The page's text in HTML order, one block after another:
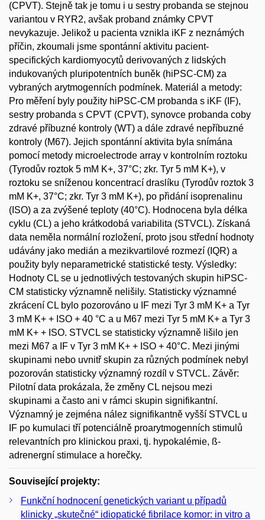
(CPVT). Stejně tak je tomu i u sestry probanda se stejnou
variantou v RYR2, avšak proband známky CPVT
nevykazuje. Jelikož u pacienta vznikla iKF z neznámých
příčin, zkoumali jsme spontánní aktivitu pacient-
specifických kardiomyocytů derivovaných z lidských
indukovaných pluripotentních buněk (hiPSC-CM) za
vybraných arytmogenních podmínek. Materiál a metody:
Pro měření byly použity hiPSC-CM probanda s iKF (IF),
sestry probanda s CPVT (CPVT), synovce probanda coby
zdravé příbuzné kontroly (WT) a dále zdravé nepříbuzné
kontroly (M67). Jejich spontánní aktivita byla snímána
pomocí metody microelectrode array v kontrolním roztoku
(Tyrodův roztok 5 mM K+, 37°C; zkr. Tyr 5 mM K+), v
roztoku se sníženou koncentrací draslíku (Tyrodův roztok 3
mM K+, 37°C; zkr. Tyr 3 mM K+), po přidání isoprenalinu
(ISO) a za zvýšené teploty (40°C). Hodnocena byla délka
cyklu (CL) a jeho krátkodobá variabilita (STVCL). Získaná
data neměla normální rozložení, proto jsou střední hodnoty
udávány jako medián a mezikvartilové rozmezí (IQR) a
použity byly neparametrické statistické testy. Výsledky:
Hodnoty CL se u jednotlivých testovaných skupin hiPSC-
CM statisticky významně nelišily. Statisticky významné
zkrácení CL bylo pozorováno u IF mezi Tyr 3 mM K+ a Tyr
3 mM K+ + ISO + 40 °C a u M67 mezi Tyr 5 mM K+ a Tyr 3
mM K+ + ISO. STVCL se statisticky významně lišilo jen
mezi M67 a IF v Tyr 3 mM K+ + ISO + 40°C. Mezi jinými
skupinami nebo uvnitř skupin za různých podmínek nebyl
pozorován statisticky významný rozdíl v STVCL. Závěr:
Pilotní data prokázala, že změny CL nejsou mezi
skupinami a často ani v rámci skupin signifikantní.
Významný je zejména nález signifikantně vyšší STVCL u
IF po kumulaci tří potenciálně proarytmogenních stimulů
relevantních pro klinickou praxi, tj. hypokalémie, ß-
adrenergní stimulace a horečky.
Související projekty:
Funkční hodnocení genetických variant u případů
klinicky „skutečné“ idiopatické fibrilace komor: in vitro a